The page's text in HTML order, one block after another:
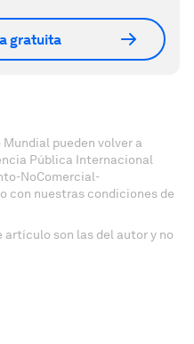
gratuita
pueden volver a
Pública Internacional
NoComercial-
con nuestras condiciones de
artículo son las del autor y no